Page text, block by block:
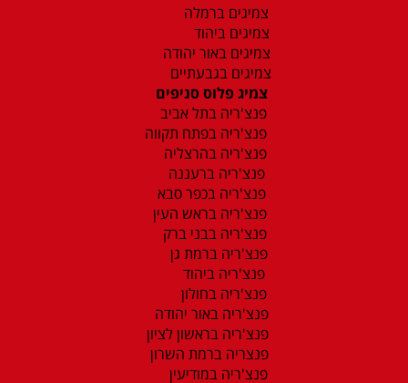
צמיגים ברמלה
צמיגים ביהוד
צמיגים באור יהודה
צמיגים בגבעתיים
צמיג פלוס סניפים
פנצ'ריה בתל אביב
פנצ'ריה בפתח תקווה
פנצ'ריה בהרצליה
פנצ'ריה ברעננה
פנצ'ריה בכפר סבא
פנצ'ריה בראש העין
פנצ'ריה בבני ברק
פנצ'ריה ברמת גן
פנצ'ריה ביהוד
פנצ'ריה בחולון
פנצ'ריה באור יהודה
פנצ'ריה בראשון לציון
פנצריה ברמת השרון
פנצ'ריה במודיעין